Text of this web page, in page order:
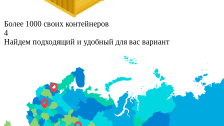
Более 1000 своих контейнеров
4
Найдем подходящий и удобный для вас вариант